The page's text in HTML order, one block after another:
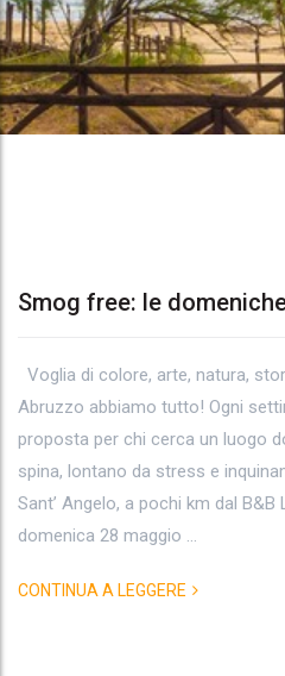
Archives:
fiori
Smog free: le
Voglia di colore, arte, natura,
Abruzzo abbiamo tutto! Ogni
proposta per chi cerca un luogo
spina, lontano da stress e
Sant’ Angelo, a pochi km dal B&B
domenica 28 maggio …
CONTINUA A LEGGERE